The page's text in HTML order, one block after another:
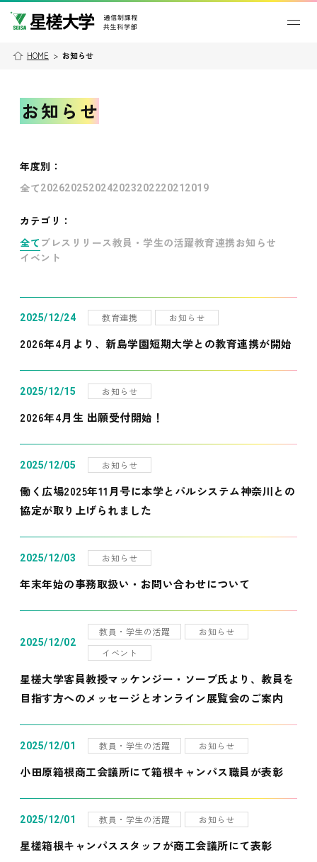
HOME > お知らせ
お知らせ
年度別 ：
全て202620252024202320222021 2019
カテゴリ：
全て プレスリリース教員・学生の活躍教育連携お知らせ
イベント
2025/12/24 教育連携 お知らせ
2026年4月より、新島学園短期大学との教育連携が開始
2025/12/15 お知らせ
2026年4月生 出願受付開始！
2025/12/05 お知らせ
働く広場2025年11月号に本学とパルシステム神奈川との
協定が取り上げられました
2025/12/03 お知らせ
年末年始の事務取扱い・お問い合わせについて
2025/12/02
教員・学生の活躍
お知らせ
イベント
星槎大学客員教授マッケンジー・ソープ氏より、教員を
目指す方へのメッセージとオンライン展覧会のご案内
2025/12/01 教員・学生の活躍 お知らせ
小田原箱根商工会議所にて箱根キャンパス職員が表彰
2025/12/01 教員・学生の活躍 お知らせ
星槎箱根キャンパススタッフが商工会議所にて表彰